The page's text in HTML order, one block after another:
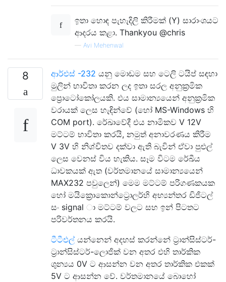
ඉතා හොඳ පැහැදිලි කිරීමක් (Y) සාරාංශයට
ආදරය කළා. Thankyou @chris
— Avi Mehenwal
8 ආර්එස් -232 යනු මොඩම සහ ටෙලි ටයිප් සඳහා
මුලින් භාවිතා කරන ලද ඉතා සරල අනුක්‍රමික
ප්‍රොටෝකෝලයකි. එය සාමාන්‍යයෙන් අනුක්‍රමික
වරායක් ලෙස හැඳින්වේ (හෝ MS-Windows හි
COM port). රේඛාවේදී එය නාමිකව V 12V
මට්ටම් භාවිතා කරයි, නමුත් අනාවරණය කිරීම
V 3V හි නිශ්චිතව දක්වා ඇති බැවින් ඒවා පුළුල්
ලෙස වෙනස් විය හැකිය. සෑම විටම රේඛීය
ධාවකයක් ඇත (වර්තමානයේ සාමාන්‍යයෙන්
MAX232 පවුලෙන්) මෙම මට්ටම් පරිගණකයක
හෝ මයික්‍රොකොන්ට්‍රොලර්හි අභ්‍යන්තර ඩිජිටල්
සං signal ා මට්ටම් වලට සහ ඉන් පිටතට
පරිවර්තනය කරයි.
ටීටීඑල්යන්නෙන් අදහස් කරන්නේ ට්‍රාන්සිස්ටර්-
ට්‍රාන්සිස්ටර්-ලොජික් වන අතර එහි තාර්කික
ශුන්‍යය 0V ට ආසන්න වන අතර තාර්කික එකක්
5V ට ආසන්න වේ. වර්තමානයේ බොහෝ